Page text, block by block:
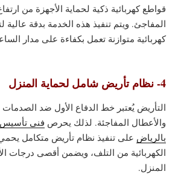
قواطع كهربائية ذكية لحماية الأجهزة من
المفاجئ. ويتم تنفيذ هذه الخدمة بدقة عالية
كهربائية متوازنة تعمل بكفاءة على مدار
4- نظام تأريض شامل لحماية المنزل
التأريض يُعتبر خط الدفاع الأول ضد الصدمات
والأعطال المفاجئة. لذلك يحرص فني تأسيس
بالرياض على تنفيذ نظام تأريض متكامل
الكهربائية من التلف، ويضمن أقصى درجات
المنزل.